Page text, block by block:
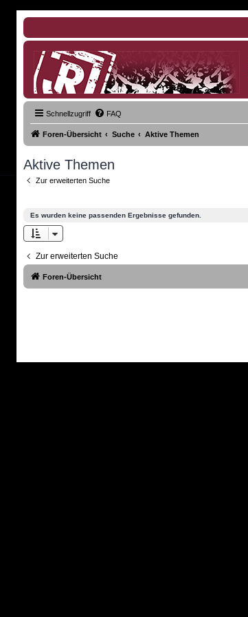
Schnellzugriff FAQ
Foren-Übersicht Suche Aktive Themen
Aktive Themen
Zur erweiterten Suche
Es wurden keine passenden Ergebnisse gefunden.
Zur erweiterten Suche
Foren-Übersicht